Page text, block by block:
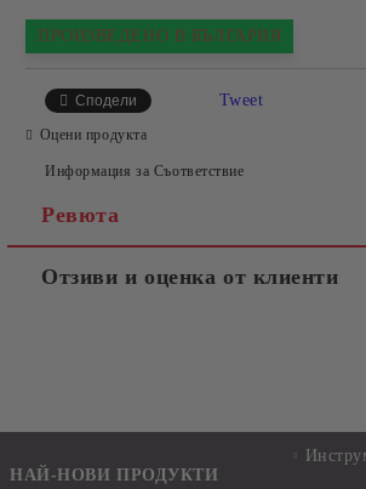
ПРОИЗВЕДЕНО В БЪЛГАРИЯ
Сподели Tweet
Оцени продукта
Информация за Съответствие
Ревюта
Отзиви и оценка от клиенти
НАЙ-НОВИ ПРОДУКТИ